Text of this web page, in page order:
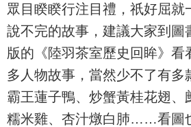
眾目睽睽行注目禮，祇好屈就
說不完的故事，建議大家到圖
版的《陸羽茶室歷史回眸》看
多人物故事，當然少不了有多
霸王蓮子鴨、炒蟹黃桂花翅、
糯米雞、杏汁燉白肺……看圖